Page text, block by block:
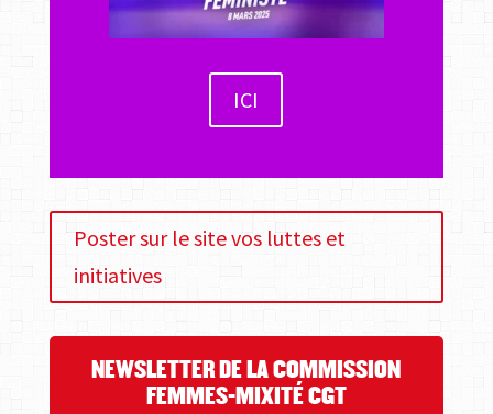
ICI
Poster sur le site vos luttes et
initiatives
NEWSLETTER DE LA COMMISSION
FEMMES-MIXITÉ CGT